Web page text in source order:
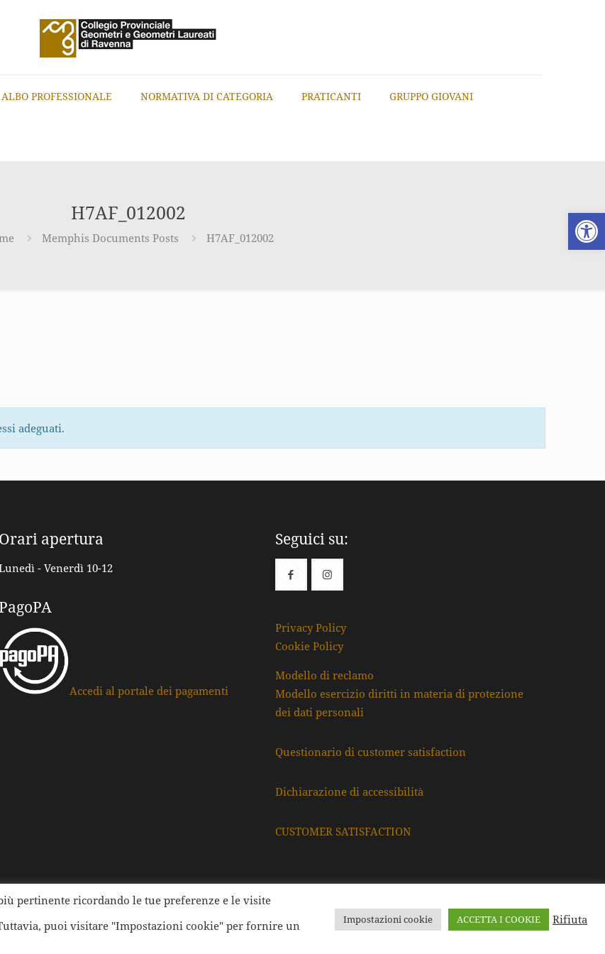
Apri
ALBO PROFESSIONALE NORMATIVA DI CATEGORIA PRATICANTI GRUPPO GIOVANI
H7AF_012002
Memphis Documents Posts H7AF_012002
adeguati.
Orari apertura
- Venerdì 10-12
Accedi al portale dei pagamenti
Seguici su:
Privacy Policy
Cookie Policy
Modello di reclamo
Modello esercizio diritti in materia di protezione
dei dati personali
Questionario di customer satisfaction
Dichiarazione di accessibilità
CUSTOMER SATISFACTION
Provincia di Ravenna | Tutti i diritti Riservati | Cod.F. e P.Iva: 80009220395
pertinente ricordando le tue preferenze e le visite
puoi visitare "Impostazioni cookie" per fornire un
Impostazioni cookie ACCETTA I COOKIE Rifiuta